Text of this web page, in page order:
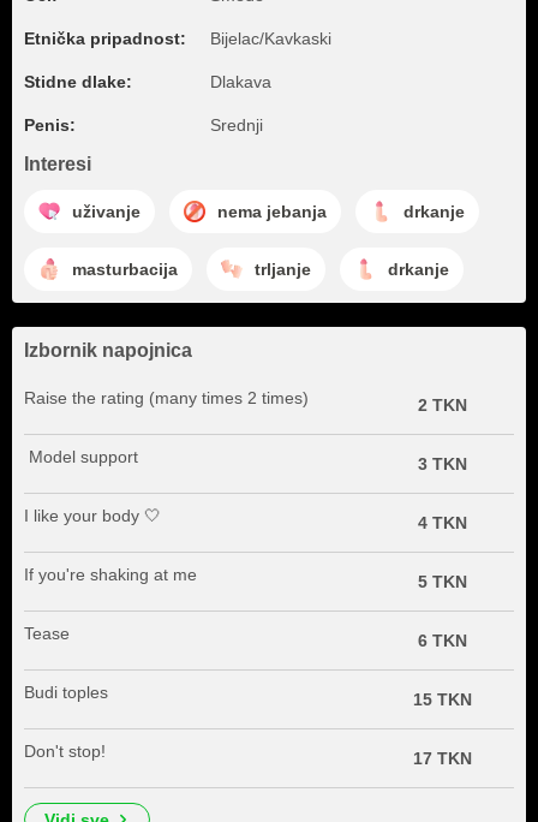
Etnička pripadnost: Bijelac/Kavkaski
Stidne dlake: Dlakava
Penis: Srednji
Interesi
uživanje nema jebanja drkanje
masturbacija trljanje drkanje
Izbornik napojnica
Raise the rating (many times 2 times) 2 TKN
️ Model support 3 TKN
I like your body 🤍 4 TKN
If you're shaking at me 5 TKN
Tease 6 TKN
Budi toples 15 TKN
Don't stop! 17 TKN